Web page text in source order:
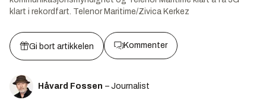
klart i rekordfart. Telenor Maritime/Zivica Kerkez
Gi bort artikkelen Kommenter
Håvard Fossen – Journalist